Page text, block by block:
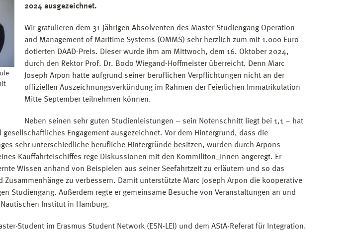
2024 ausgezeichnet.
Wir gratulieren dem 31-jährigen Absolventen des Master-Studiengang Operation
and Management of Maritime Systems (OMMS) sehr herzlich zum mit 1.000 Euro
dotierten DAAD-Preis. Dieser wurde ihm am Mittwoch, dem 16. Oktober 2024,
durch den Rektor Prof. Dr. Bodo Wiegand-Hoffmeister überreicht. Denn Marc
Joseph Arpon hatte aufgrund seiner beruflichen Verpflichtungen nicht an der
offiziellen Auszeichnungsverkündung im Rahmen der Feierlichen Immatrikulation
Mitte September teilnehmen können.
Neben seinen sehr guten Studienleistungen – sein Notenschnitt liegt bei 1,1 – hat
Engagement ausgezeichnet. Vor dem Hintergrund, dass die
sehr unterschiedliche berufliche Hintergründe besitzen, wurden durch Arpons
Kauffahrteischiffes rege Diskussionen mit den Kommiliton_innen angeregt. Er
Wissen anhand von Beispielen aus seiner Seefahrtzeit zu erläutern und so das
Zusammenhänge zu verbessern. Damit unterstützte Marc Joseph Arpon die kooperative
Studiengang. Außerdem regte er gemeinsame Besuche von Veranstaltungen an und
Institut in Hamburg.
Student im Erasmus Student Network (ESN-LEI) und dem AStA-Referat für Integration.